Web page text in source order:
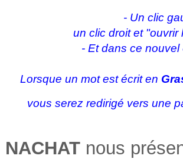
- Un clic
un clic droit et
- Et dans ce
Lorsque un mot est écrit en
vous serez redirigé vers une
NACHATnous